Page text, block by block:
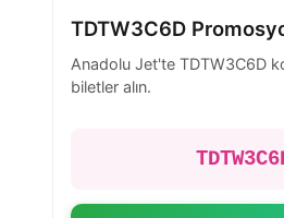
TDTW3C6D
Anadolu Jet'te TDTW3C6D
biletler alın.